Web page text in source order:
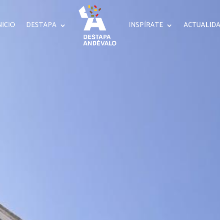
DESTAPA INSPÍRATE